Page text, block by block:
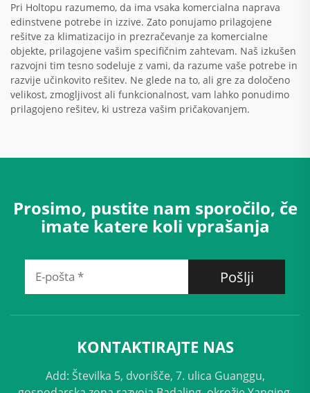
Pri Holtopu razumemo, da ima vsaka komercialna naprava
edinstvene potrebe in izzive. Zato ponujamo prilagojene
rešitve za klimatizacijo in prezračevanje za komercialne
objekte, prilagojene vašim specifičnim zahtevam. Naš izkušen
razvojni tim tesno sodeluje z vami, da razume vaše potrebe in
razvije učinkovito rešitev. Ne glede na to, ali gre za določeno
velikost, zmogljivost ali funkcionalnost, vam lahko ponudimo
prilagojeno rešitev, ki ustreza vašim pričakovanjem.
Prosimo, pustite nam sporočilo, če
imate katere koli vprašanja
Pošlji
KONTAKTIRAJTE NAS
Add: Številka 5, dvorišče, 7. ulica Guanggu,